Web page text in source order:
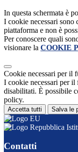
In questa schermata è
I cookie necessari
piattaforma e non è
Per conoscere quali
visionare la COOKIE
Cookie necessari per il
I cookie necessari per il
disabilitati. È possibile
policy.
Accetta tutti Salva le
Contatti